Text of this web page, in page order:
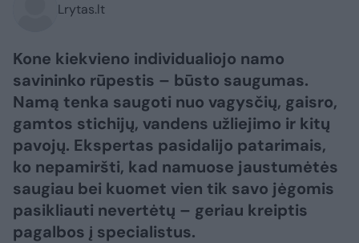
Lrytas.lt
Kone kiekvieno individualiojo namo
savininko rūpestis – būsto saugumas.
Namą tenka saugoti nuo vagysčių, gaisro,
gamtos stichijų, vandens užliejimo ir kitų
pavojų. Ekspertas pasidalijo patarimais,
ko nepamiršti, kad namuose jaustumėtės
saugiau bei kuomet vien tik savo jėgomis
pasikliauti nevertėtų – geriau kreiptis
pagalbos į specialistus.